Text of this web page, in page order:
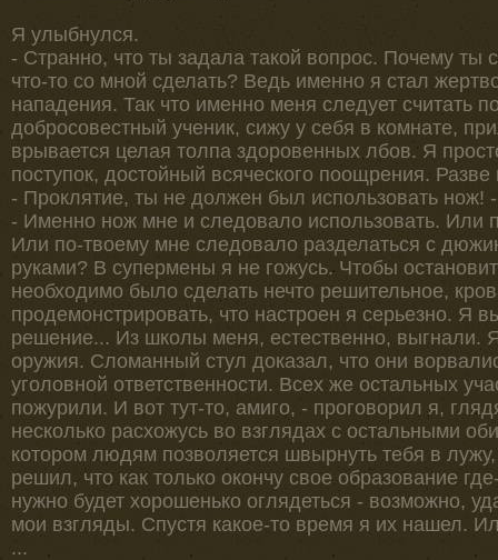
Я улыбнулся.
- Странно, что ты задала такой вопрос. Почему
что-то со мной сделать? Ведь именно я стал
нападения. Так что именно меня следует считать
добросовестный ученик, сижу у себя в комнате,
врывается целая толпа здоровенных лбов. Я
поступок, достойный всяческого поощрения. Разве
- Проклятие, ты не должен был использовать нож!
- Именно нож мне и следовало использовать. Или
Или по-твоему мне следовало разделаться с
руками? В супермены я не гожусь. Чтобы
необходимо было сделать нечто решительное,
продемонстрировать, что настроен я серьезно. Я
решение... Из школы меня, естественно, выгнали.
оружия. Сломанный стул доказал, что они
уголовной ответственности. Всех же остальных
пожурили. И вот тут-то, амиго, - проговорил я,
несколько расхожусь во взглядах с остальными
котором людям позволяется швырнуть тебя в
решил, что как только окончу свое образование
нужно будет хорошенько оглядеться - возможно,
мои взгляды. Спустя какое-то время я их нашел.
...